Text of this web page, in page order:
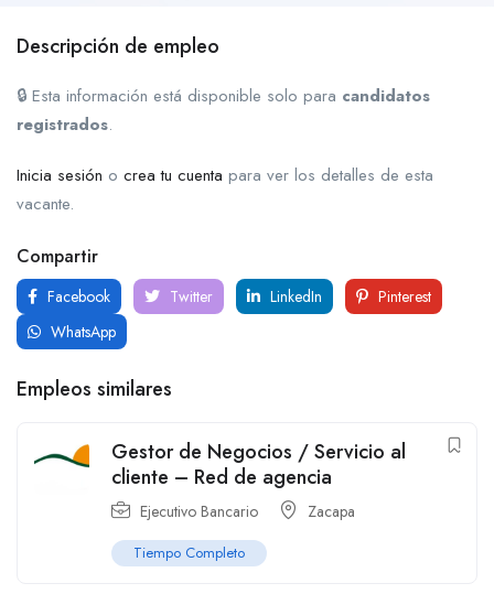
Descripción de empleo
🔒 Esta información está disponible solo para candidatos
registrados.
Inicia sesión o crea tu cuenta para ver los detalles de esta
vacante.
Compartir
Facebook Twitter LinkedIn
Pinterest
WhatsApp
Empleos similares
Gestor de Negocios / Servicio al
cliente – Red de agencia
Ejecutivo Bancario Zacapa
Tiempo Completo